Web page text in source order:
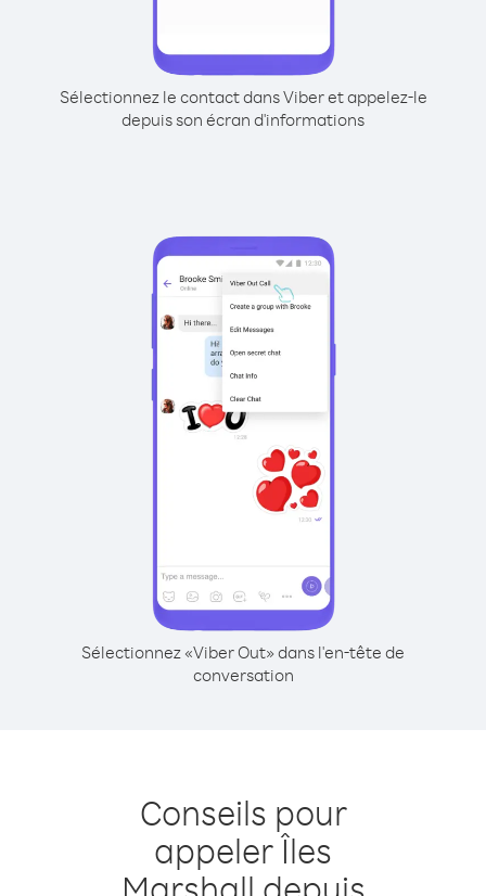
Sélectionnez le contact dans Viber et appelez-le
depuis son écran d'informations
Sélectionnez «Viber Out» dans l'en-tête de
conversation
Conseils pour
appeler Îles